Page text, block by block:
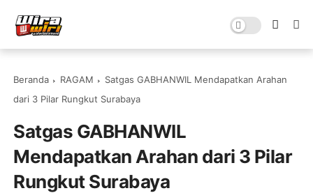
Beranda RAGAM
Satgas GABHANWIL Mendapatkan Arahan
dari 3 Pilar Rungkut Surabaya
Satgas GABHANWIL
Mendapatkan Arahan dari 3 Pilar
Rungkut Surabaya